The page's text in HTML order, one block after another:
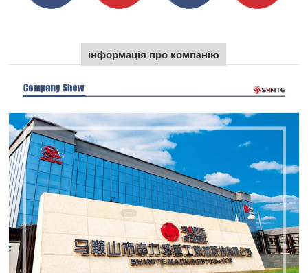
інформація про компанію